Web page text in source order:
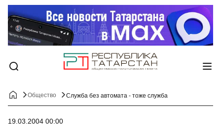
Общество Служба без автомата - тоже служба
19.03.2004 00:00